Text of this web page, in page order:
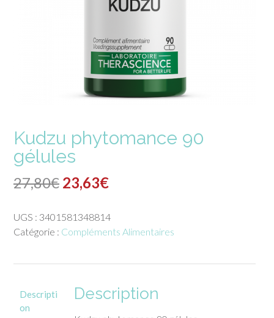
Kudzu phytomance 90
gélules
27,80€ Le
initial
27,80€.
23,63€Le
actuel
23,63€.
UGS : 3401581348814
Catégorie : Compléments Alimentaires
Descripti
on
Description